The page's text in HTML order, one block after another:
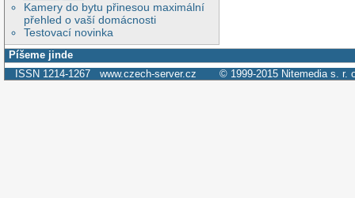
Kamery do bytu přinesou maximální
přehled o vaší domácnosti
Testovací novinka
Píšeme jinde
ISSN 1214-1267 www.czech-server.cz © 1999-2015 Nitemedia s. r.